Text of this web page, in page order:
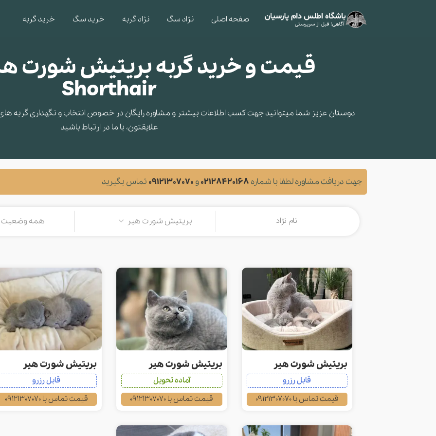
صفحه اصلی نژاد سگ نژاد گربه خرید سگ خرید گربه
Shorthair
دوستان عزیز شما میتوانید جهت کسب اطلاعات بیشتر و مشاوره‌ رایگان در خصوص انتخاب و نگهداری گربه
علایقتون، با ما در ارتباط باشید
جهت دریافت مشاوره لطفا با شماره 02128420168و 09121307070 تماس بگیرید
بریتیش شورت هیر همه وضعیت
بریتیش شورت هیر
قابل رزرو
قیمت تماس با 09121307070
بریتیش شورت هیر
آماده تحویل
قیمت تماس با 09121307070
بریتیش شورت هیر
قابل رزرو
قیمت تماس با 09121307070